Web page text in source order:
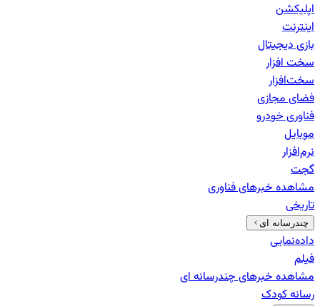
اپلیکشن
اینترنت
بازی دیجیتال
سخت افزار
سخت‌افزار
فضای مجازی
فناوری خودرو
موبایل
نرم‌افزار
گجت
مشاهده خبرهایفناوری
تاریخی
چندرسانه ای
داده‌نمایی
فیلم
مشاهده خبرهایچندرسانه ای
رسانه کودک